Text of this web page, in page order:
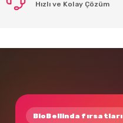
Hızlı ve Kolay Çözüm
BioBellinda fırsatları